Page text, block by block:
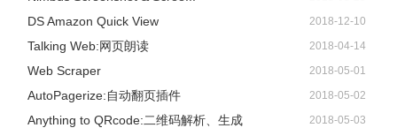
DS Amazon Quick View 2018-12-10
Talking Web:网页朗读 2018-04-14
Web Scraper 2018-05-01
AutoPagerize:自动翻页插件 2018-05-02
Anything to QRcode:二维码解析、生成 2018-05-03